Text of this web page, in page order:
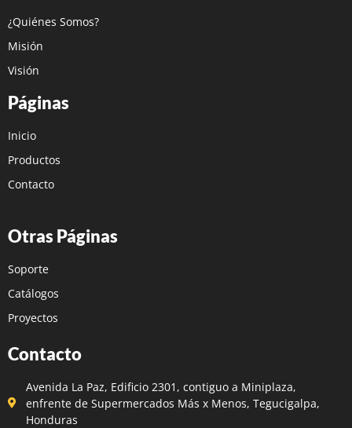
¿Quiénes Somos?
Misión
Visión
Páginas
Inicio
Productos
Contacto
Otras Páginas
Soporte
Catálogos
Proyectos
Contacto
Avenida La Paz, Edificio 2301, contiguo a Miniplaza,
enfrente de Supermercados Más x Menos, Tegucigalpa,
Honduras